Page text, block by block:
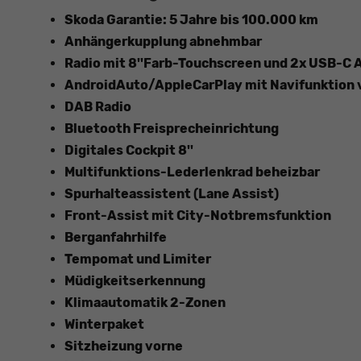
Skoda Garantie: 5 Jahre bis 100.000 km
Anhängerkupplung abnehmbar
Radio mit 8''Farb-Touchscreen und 2x USB-C
AndroidAuto/AppleCarPlay mit Navifunktion
DAB Radio
Bluetooth Freisprecheinrichtung
Digitales Cockpit 8''
Multifunktions-Lederlenkrad beheizbar
Spurhalteassistent (Lane Assist)
Front-Assist mit City-Notbremsfunktion
Berganfahrhilfe
Tempomat und Limiter
Müdigkeitserkennung
Klimaautomatik 2-Zonen
Winterpaket
Sitzheizung vorne